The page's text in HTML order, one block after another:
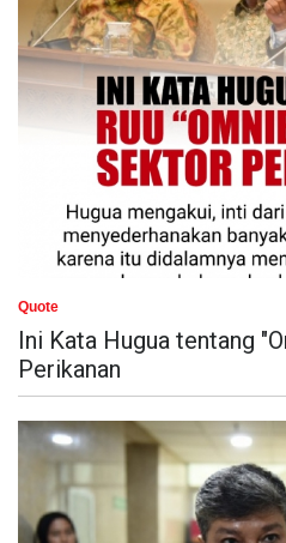
Quote
Ini Kata Hugua tentang
Perikanan